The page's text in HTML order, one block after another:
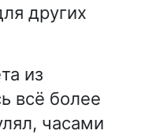
других
из
всё более
часами